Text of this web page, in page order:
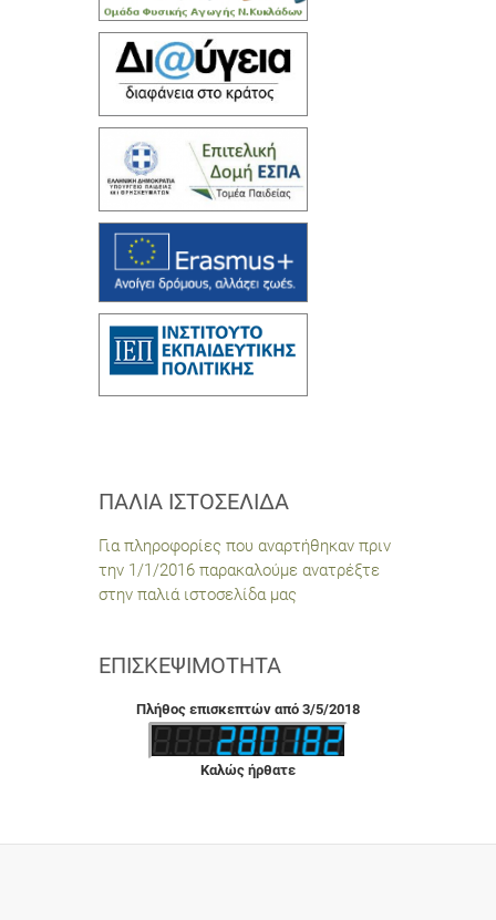
ΠΑΛΙΆ ΙΣΤΟΣΕΛΊΔΑ
Για πληροφορίες που αναρτήθηκαν πριν
την 1/1/2016 παρακαλούμε ανατρέξτε
στην παλιά ιστοσελίδα μας
ΕΠΙΣΚΕΨΙΜΌΤΗΤΑ
Πλήθος επισκεπτών από 3/5/2018
Καλώς ήρθατε